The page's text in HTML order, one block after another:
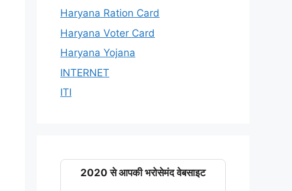
Haryana Ration Card
Haryana Voter Card
Haryana Yojana
INTERNET
ITI
2020 से आपकी भरोसेमंद वेबसाइट